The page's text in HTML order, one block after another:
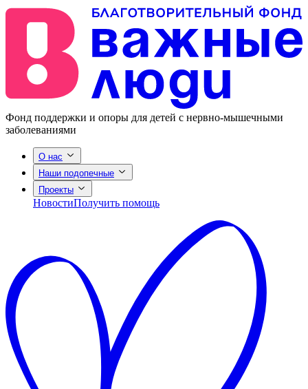
Фонд поддержки и опоры для детей с нервно-мышечными
заболеваниями
О нас
Наши подопечные
Проекты
НовостиПолучить помощь